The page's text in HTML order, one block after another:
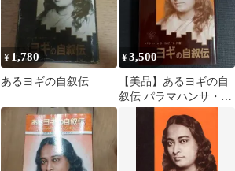
¥ 1,780
あるヨギの自叙伝
¥3,500
【美品】あるヨギの自
叙伝 パラマハンサ・ヨ
ガナンダ 森北出版